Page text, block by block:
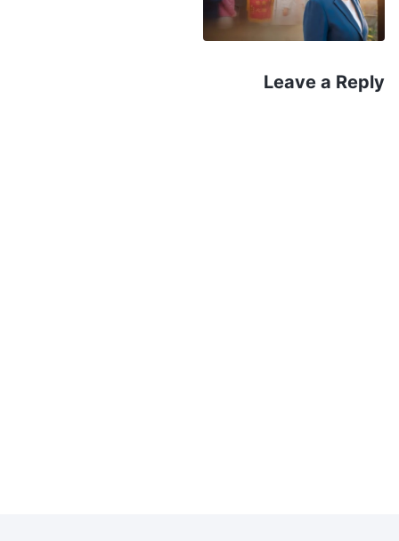
مرؤوسيَّ كانوا يناقشون سرًّا عن كيفية مغادرتي العمل
في الوقت المحدد كل يوم، دون أن أتحلَّى بهيبة القائدة.
وقالوا أيضًا إنني لا بد أنني استخدمت بعض الحيل لإرضاء
Leave a Reply